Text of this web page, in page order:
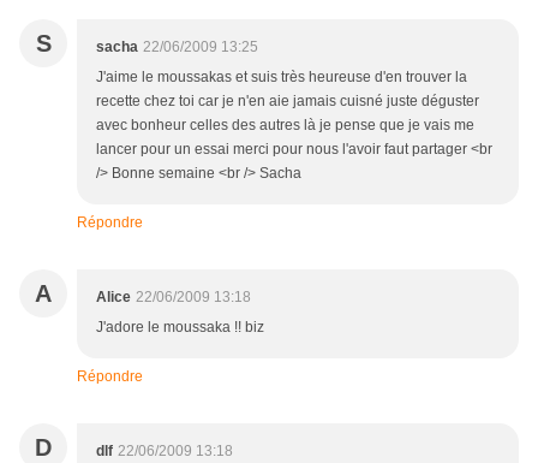
S sacha 22/06/2009 13:25
J'aime le moussakas et suis très heureuse d'en trouver la
recette chez toi car je n'en aie jamais cuisné juste déguster
avec bonheur celles des autres là je pense que je vais me
lancer pour un essai merci pour nous l'avoir faut partager <br
/> Bonne semaine <br /> Sacha
Répondre
A Alice 22/06/2009 13:18
J'adore le moussaka !! biz
Répondre
D dlf 22/06/2009 13:18